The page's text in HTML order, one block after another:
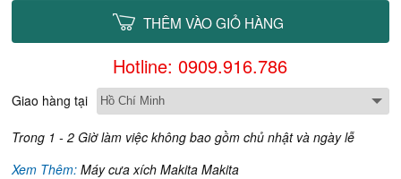
THÊM VÀO GIỎ HÀNG
Hotline: 0909.916.786
Giao hàng tại
Trong 1 - 2 Giờ làm việc không bao gồm chủ nhật và ngày lễ
Xem Thêm:Máy cưa xích Makita Makita